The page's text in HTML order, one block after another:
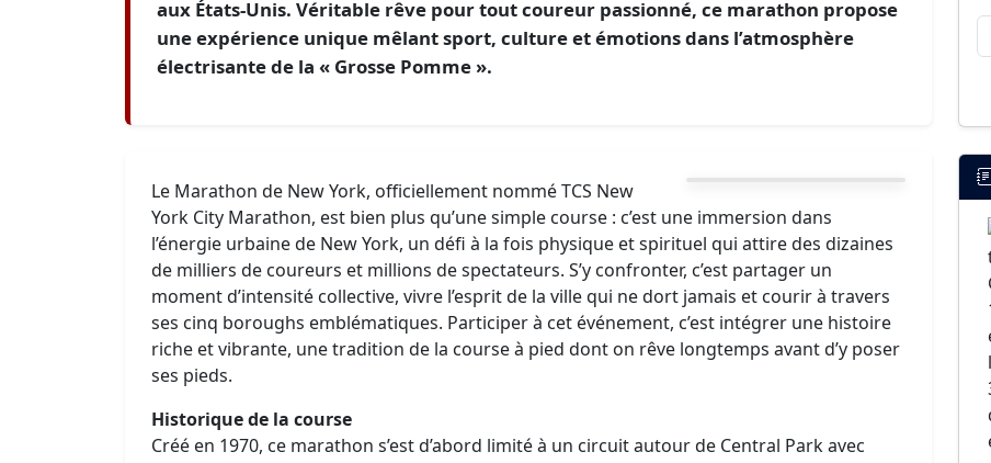
aux États-Unis. Véritable rêve pour tout coureur passionné, ce marathon propose
une expérience unique mêlant sport, culture et émotions dans l’atmosphère
électrisante de la « Grosse Pomme ».
Le Marathon de New York, officiellement nommé TCS New
York City Marathon, est bien plus qu’une simple course : c’est une immersion dans
l’énergie urbaine de New York, un défi à la fois physique et spirituel qui attire des dizaines
de milliers de coureurs et millions de spectateurs. S’y confronter, c’est partager un
moment d’intensité collective, vivre l’esprit de la ville qui ne dort jamais et courir à travers
ses cinq boroughs emblématiques. Participer à cet événement, c’est intégrer une histoire
riche et vibrante, une tradition de la course à pied dont on rêve longtemps avant d’y poser
ses pieds.
Historique de la course
Créé en 1970, ce marathon s’est d’abord limité à un circuit autour de Central Park avec